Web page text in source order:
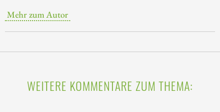
Mehr zum Autor
WEITERE KOMMENTARE ZUM THEMA: